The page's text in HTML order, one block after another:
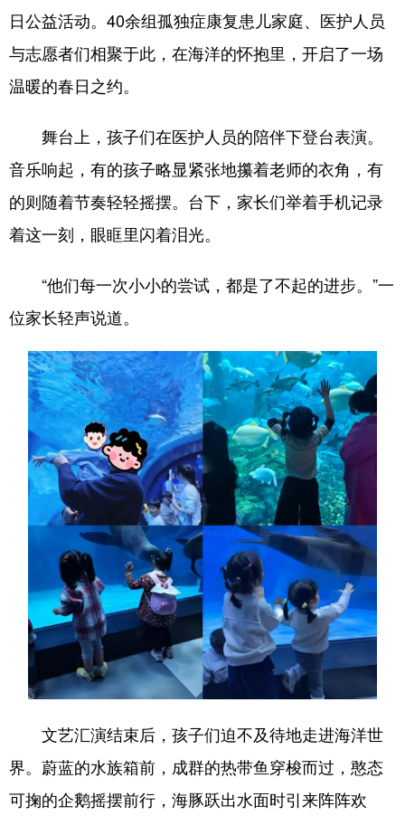
地方频道
北京
上海 江苏 浙江
山东 河南
陕西 甘肃 青海
宁夏 新疆 内蒙古
黑龙江
多语种频道
English Español Français
عربى Русский язык
日本語 한국어 Deutsch
Português
日公益活动。40余组孤独症康复患儿家庭、医护人员
与志愿者们相聚于此，在海洋的怀抱里，开启了一场
温暖的春日之约。
舞台上，孩子们在医护人员的陪伴下登台表演。
音乐响起，有的孩子略显紧张地攥着老师的衣角，有
的则随着节奏轻轻摇摆。台下，家长们举着手机记录
着这一刻，眼眶里闪着泪光。
“他们每一次小小的尝试，都是了不起的进步。”一
位家长轻声说道。
文艺汇演结束后，孩子们迫不及待地走进海洋世
界。蔚蓝的水族箱前，成群的热带鱼穿梭而过，憨态
可掬的企鹅摇摆前行，海豚跃出水面时引来阵阵欢